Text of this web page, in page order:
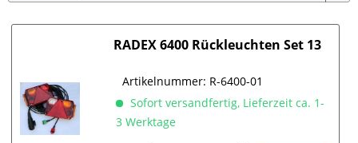
RADEX 6400 Rückleuchten Set 13
Sofort versandfertig, Lieferzeit ca. 1-
3 Werktage
Artikelnummer: R-6400-01